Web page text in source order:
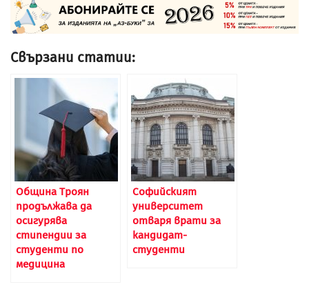
Свързани статии:
Община Троян
продължава да
осигурява
стипендии за
студенти по
медицина
Софийският
университет
отваря врати за
кандидат-
студенти